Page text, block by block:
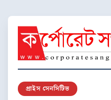
প্রাইস সেনসিটিভ